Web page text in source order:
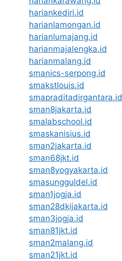
hariankediri.id
harianlamongan.id
harianlumajang.id
harianmajalengka.id
harianmalang.id
smanics-serpong.id
smakstlouis.id
smapraditadirgantara.id
sman8jakarta.id
smalabschool.id
smaskanisius.id
sman2jakarta.id
sman68jkt.id
sman8yogyakarta.id
smasungguldel.id
sman1jogja.id
sman28dkijakarta.id
sman3jogja.id
sman81jkt.id
sman2malang.id
sman21jkt.id